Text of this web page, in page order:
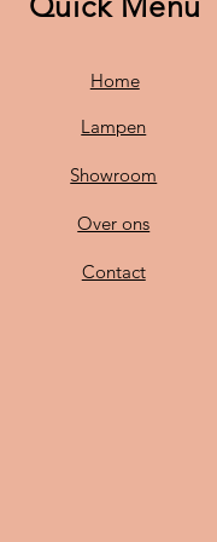
Home
Lampen
Showroom
Over ons
Contact